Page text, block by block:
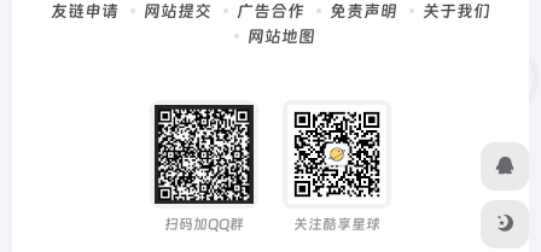
友链申请 网站提交 广告合作 免责声明
关于我们
网站地图
扫码加QQ群 关注酷享星球